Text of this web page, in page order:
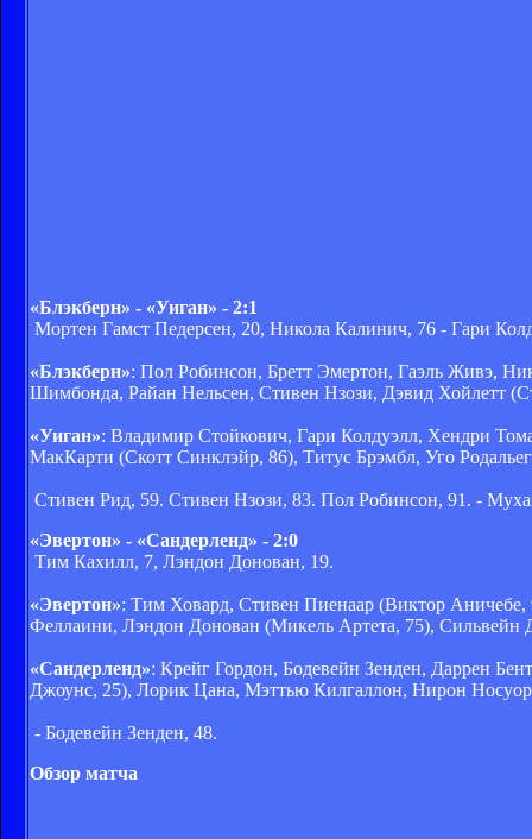
«Блэкберн» - «Уиган» - 2:1
Мортен Гамст Педерсен, 20, Никола Калинич, 76 - Гари
«Блэкберн»: Пол Робинсон, Бретт Эмертон, Гаэль Живэ,
Шимбонда, Райан Нельсен, Стивен Нзози, Дэвид Хойлетт
«Уиган»: Владимир Стойкович, Гари Колдуэлл, Хендри
МакКарти (Скотт Синклэйр, 86), Титус Брэмбл, Уго
Стивен Рид, 59. Стивен Нзози, 83. Пол Робинсон, 91. -
«Эвертон» - «Сандерленд» - 2:0
Тим Кахилл, 7, Лэндон Донован, 19.
«Эвертон»: Тим Ховард, Стивен Пиенаар (Виктор
Феллаини, Лэндон Донован (Микель Артета, 75),
«Сандерленд»: Крейг Гордон, Бодевейн Зенден, Даррен
Джоунс, 25), Лорик Цана, Мэттью Килгаллон, Нирон
- Бодевейн Зенден, 48.
Обзор матча